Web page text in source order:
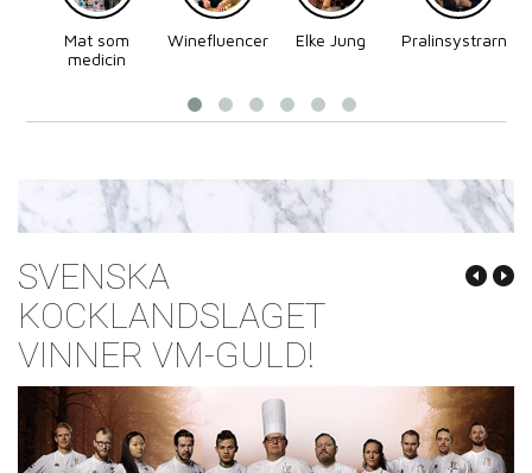
Mat som
medicin
Winefluencer Elke Jung
Pralinsystrarna
SVENSKA
KOCKLANDSLAGET
VINNER VM-GULD!